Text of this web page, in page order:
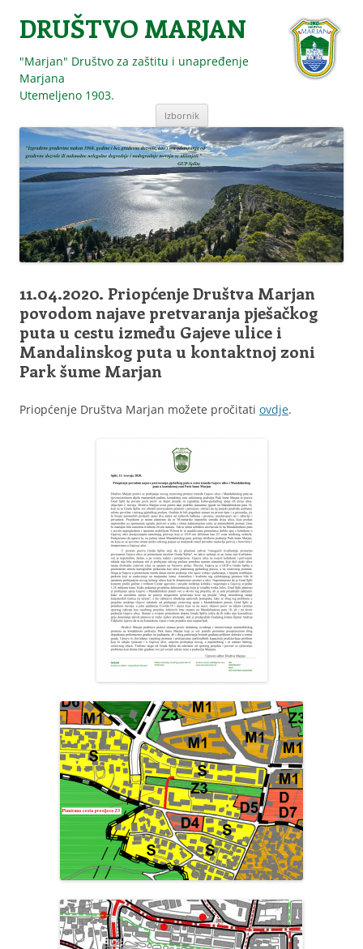
DRUŠTVO MARJAN
"Marjan" Društvo za zaštitu i unapređenje
Marjana
Utemeljeno 1903.
Izbornik Skoči
sadržaja
11.04.2020. Priopćenje Društva Marjan
povodom najave pretvaranja pješačkog
puta u cestu između Gajeve ulice i
Mandalinskog puta u kontaktnoj zoni
Park šume Marjan
Priopćenje Društva Marjan možete pročitati ovdje.